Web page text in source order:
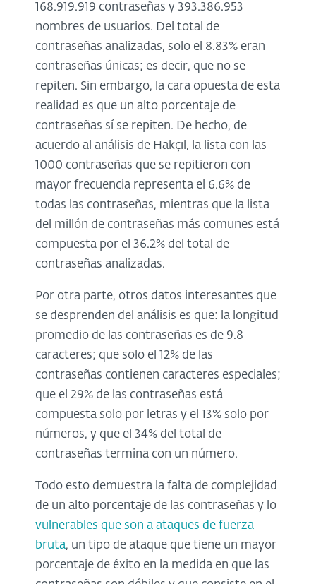
168.919.919 contraseñas y 393.386.953
nombres de usuarios. Del total de
contraseñas analizadas, solo el 8.83% eran
contraseñas únicas; es decir, que no se
repiten. Sin embargo, la cara opuesta de esta
realidad es que un alto porcentaje de
contraseñas sí se repiten. De hecho, de
acuerdo al análisis de Hakçıl, la lista con las
1000 contraseñas que se repitieron con
mayor frecuencia representa el 6.6% de
todas las contraseñas, mientras que la lista
del millón de contraseñas más comunes está
compuesta por el 36.2% del total de
contraseñas analizadas.
Por otra parte, otros datos interesantes que
se desprenden del análisis es que: la longitud
promedio de las contraseñas es de 9.8
caracteres; que solo el 12% de las
contraseñas contienen caracteres especiales;
que el 29% de las contraseñas está
compuesta solo por letras y el 13% solo por
números, y que el 34% del total de
contraseñas termina con un número.
Todo esto demuestra la falta de complejidad
de un alto porcentaje de las contraseñas y lo
vulnerables que son a ataques de fuerza
bruta, un tipo de ataque que tiene un mayor
porcentaje de éxito en la medida en que las